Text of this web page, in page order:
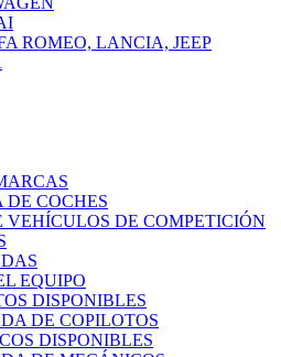
ROMEO, LANCIA, JEEP
DE COCHES
VEHÍCULOS DE COMPETICIÓN
EQUIPO
DISPONIBLES
DE COPILOTOS
DISPONIBLES